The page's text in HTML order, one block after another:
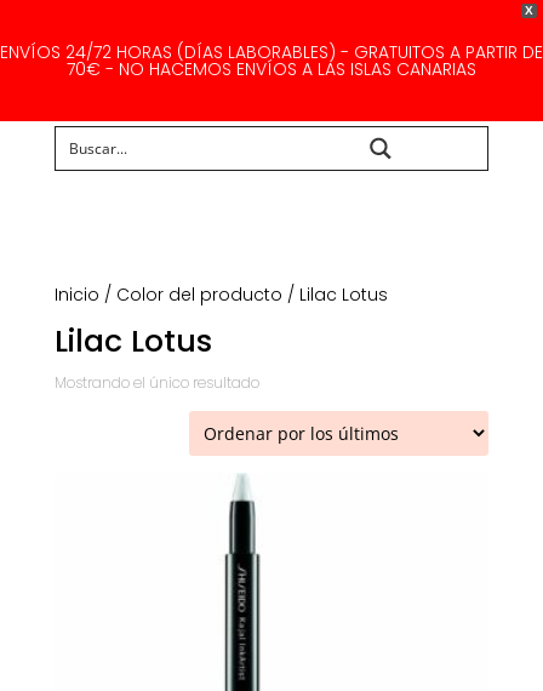
X
ENVÍOS 24/72 HORAS (DÍAS LABORABLES) - GRATUITOS A PARTIR DE
70€ - NO HACEMOS ENVÍOS A LAS ISLAS CANARIAS
Inicio / Color del producto / Lilac Lotus
Lilac Lotus
Mostrando el único resultado